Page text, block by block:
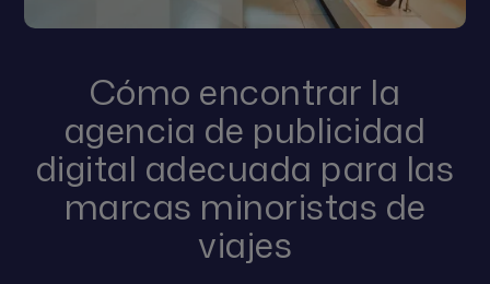
Cómo encontrar la
agencia de publicidad
digital adecuada para las
marcas minoristas de
viajes